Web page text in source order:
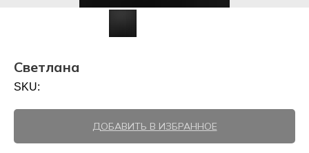
Светлана
SKU:
ДОБАВИТЬ В ИЗБРАННОЕ